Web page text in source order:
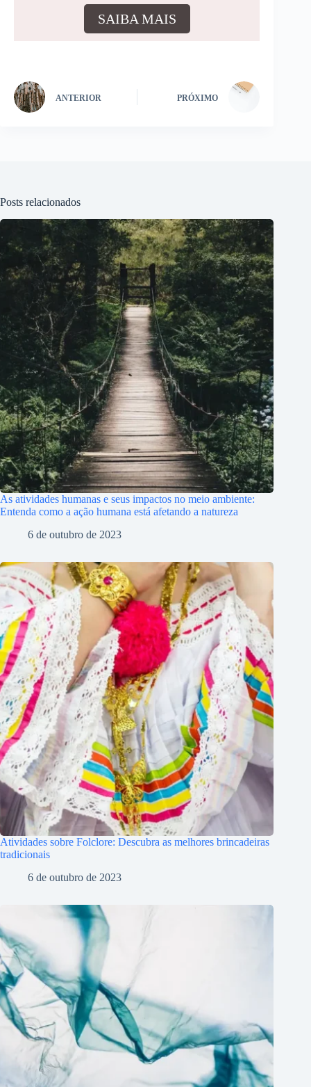
SAIBA MAIS
ANTERIOR PRÓXIMO
Posts relacionados
As atividades humanas e seus impactos no meio ambiente:
Entenda como a ação humana está afetando a natureza
6 de outubro de 2023
Atividades sobre Folclore: Descubra as melhores brincadeiras
tradicionais
6 de outubro de 2023